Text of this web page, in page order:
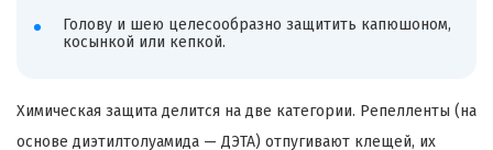
Голову и шею целесообразно защитить капюшоном,
косынкой или кепкой.
Химическая защита делится на две категории. Репелленты (на
основе диэтилтолуамида — ДЭТА) отпугивают клещей, их